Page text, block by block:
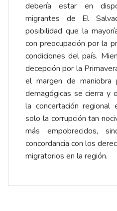
debería estar en
migrantes de El
posibilidad que la
con preocupación por la
condiciones del país.
decepción por la
el margen de maniobra
demagógicas se cierra y
la concertación
solo la corrupción tan
más empobrecidos,
concordancia con los
migratorios en la región.